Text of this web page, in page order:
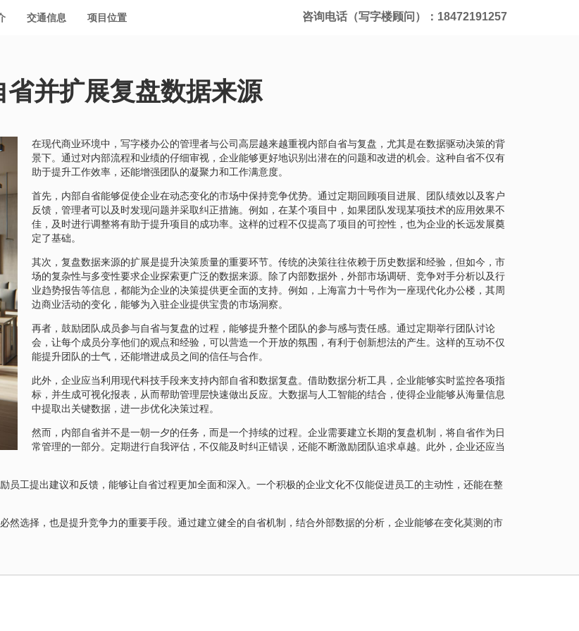
交通信息 项目位置 咨询电话（写字楼顾问）：18472191257
并扩展复盘数据来源
在现代商业环境中，写字楼办公的管理者与公司高层越来越重视内部自省与复盘，尤其是在数据驱动决策的背
景下。通过对内部流程和业绩的仔细审视，企业能够更好地识别出潜在的问题和改进的机会。这种自省不仅有
助于提升工作效率，还能增强团队的凝聚力和工作满意度。
首先，内部自省能够促使企业在动态变化的市场中保持竞争优势。通过定期回顾项目进展、团队绩效以及客户
反馈，管理者可以及时发现问题并采取纠正措施。例如，在某个项目中，如果团队发现某项技术的应用效果不
佳，及时进行调整将有助于提升项目的成功率。这样的过程不仅提高了项目的可控性，也为企业的长远发展奠
定了基础。
其次，复盘数据来源的扩展是提升决策质量的重要环节。传统的决策往往依赖于历史数据和经验，但如今，市
场的复杂性与多变性要求企业探索更广泛的数据来源。除了内部数据外，外部市场调研、竞争对手分析以及行
业趋势报告等信息，都能为企业的决策提供更全面的支持。例如，上海富力十号作为一座现代化办公楼，其周
边商业活动的变化，能够为入驻企业提供宝贵的市场洞察。
再者，鼓励团队成员参与自省与复盘的过程，能够提升整个团队的参与感与责任感。通过定期举行团队讨论
会，让每个成员分享他们的观点和经验，可以营造一个开放的氛围，有利于创新想法的产生。这样的互动不仅
能提升团队的士气，还能增进成员之间的信任与合作。
此外，企业应当利用现代科技手段来支持内部自省和数据复盘。借助数据分析工具，企业能够实时监控各项指
标，并生成可视化报表，从而帮助管理层快速做出反应。大数据与人工智能的结合，使得企业能够从海量信息
中提取出关键数据，进一步优化决策过程。
然而，内部自省并不是一朝一夕的任务，而是一个持续的过程。企业需要建立长期的复盘机制，将自省作为日
常管理的一部分。定期进行自我评估，不仅能及时纠正错误，还能不断激励团队追求卓越。此外，企业还应当
员工提出建议和反馈，能够让自省过程更加全面和深入。一个积极的企业文化不仅能促进员工的主动性，还能在整
然选择，也是提升竞争力的重要手段。通过建立健全的自省机制，结合外部数据的分析，企业能够在变化莫测的市